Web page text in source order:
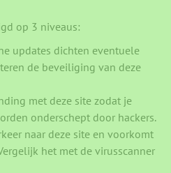
op 3 niveaus:
updates dichten eventuele
de beveiliging van deze
met deze site zodat je
onderschept door hackers.
naar deze site en voorkomt
het met de virusscanner